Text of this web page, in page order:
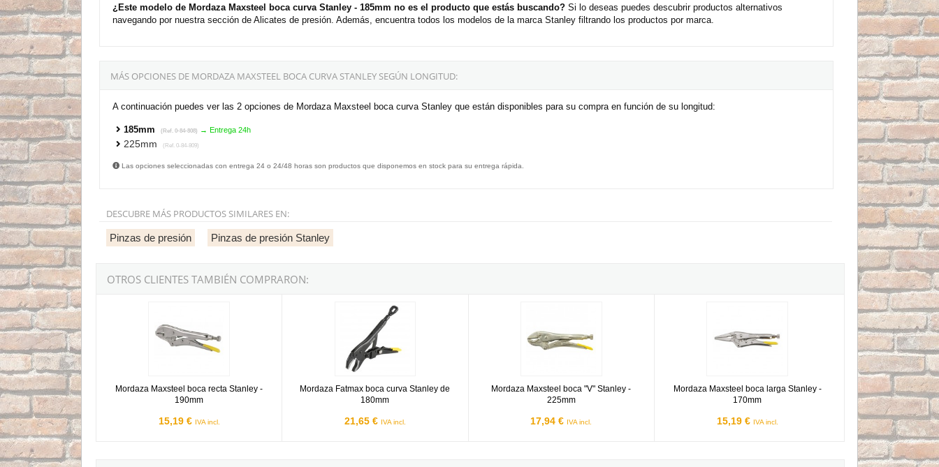
¿Este modelo de Mordaza Maxsteel boca curva Stanley - 185mm no es el producto que estás buscando? Si lo deseas puedes descubrir productos alternativos
navegando por nuestra sección de Alicates de presión. Además, encuentra todos los modelos de la marca Stanley filtrando los productos por marca.
MÁS OPCIONES DE MORDAZA MAXSTEEL BOCA CURVA STANLEY SEGÚN LONGITUD:
A continuación puedes ver las 2 opciones de Mordaza Maxsteel boca curva Stanley que están disponibles para su compra en función de su longitud:
185mm (Ref. 0-84-808) → Entrega 24h
225mm (Ref. 0-84-809)
Las opciones seleccionadas con entrega 24 o 24/48 horas son productos que disponemos en stock para su entrega rápida.
DESCUBRE MÁS PRODUCTOS SIMILARES EN:
Pinzas de presión Pinzas de presión Stanley
OTROS CLIENTES TAMBIÉN COMPRARON:
Mordaza Maxsteel boca recta Stanley -
190mm
15,19 € IVA incl.
Mordaza Fatmax boca curva Stanley de
180mm
21,65 € IVA incl.
Mordaza Maxsteel boca "V" Stanley -
225mm
17,94 € IVA incl.
Mordaza Maxsteel boca larga Stanley -
170mm
15,19 € IVA incl.
Mordaza Maxsteel boca larga Stanley - 170mm